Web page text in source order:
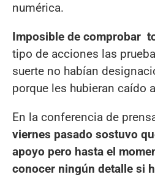
numérica.
Imposible de comprobar
tipo de acciones las
suerte no habían
porque les hubieran caído
En la conferencia de
viernes pasado sostuvo
apoyo pero hasta el
conocer ningún detalle si